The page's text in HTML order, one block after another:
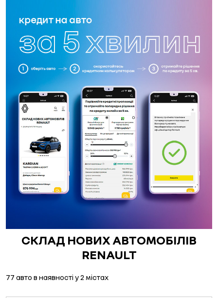
СКЛАД НОВИХ АВТОМОБІЛІВ
RENAULT
77 авто в наявності у2 містах